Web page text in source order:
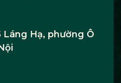
Láng Hạ, phường Ô